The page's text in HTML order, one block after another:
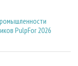
PulpFor 2026